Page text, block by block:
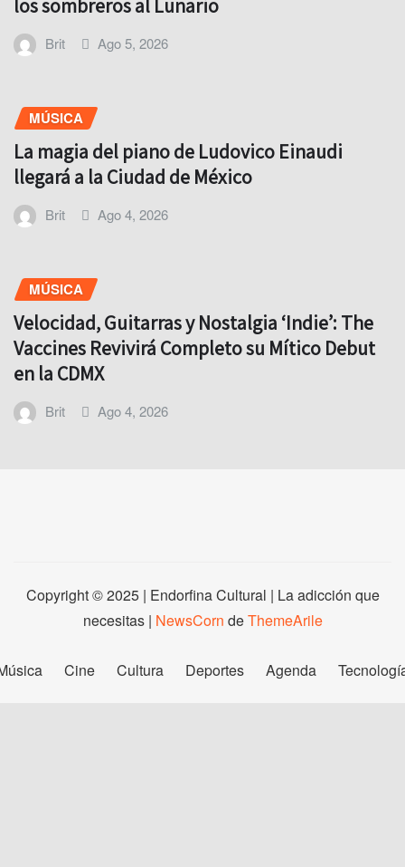
los sombreros al Lunario
Brit Ago 5, 2026
MÚSICA
La magia del piano de Ludovico Einaudi
llegará a la Ciudad de México
Brit Ago 4, 2026
MÚSICA
Velocidad, Guitarras y Nostalgia ‘Indie’: The
Vaccines Revivirá Completo su Mítico Debut
en la CDMX
Brit Ago 4, 2026
Copyright © 2025 | Endorfina Cultural | La adicción que
necesitas | NewsCorn deThemeArile
Cine Cultura Deportes Agenda